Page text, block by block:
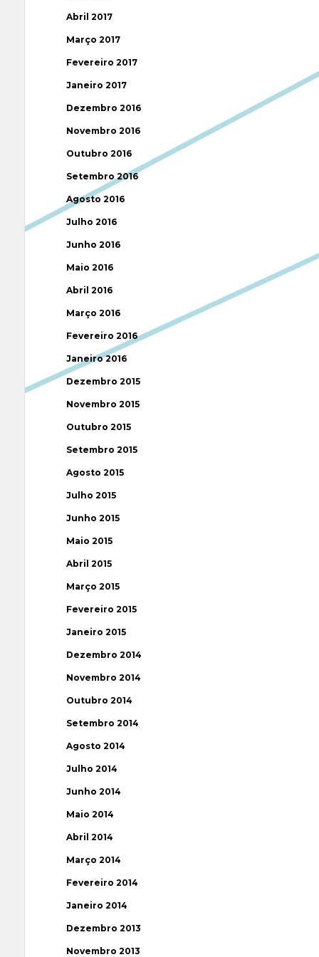
Abril 2017
Março 2017
Fevereiro 2017
Janeiro 2017
Dezembro 2016
Novembro 2016
Outubro 2016
Setembro 2016
Agosto 2016
Julho 2016
Junho 2016
Maio 2016
Abril 2016
Março 2016
Fevereiro 2016
Janeiro 2016
Dezembro 2015
Novembro 2015
Outubro 2015
Setembro 2015
Agosto 2015
Julho 2015
Junho 2015
Maio 2015
Abril 2015
Março 2015
Fevereiro 2015
Janeiro 2015
Dezembro 2014
Novembro 2014
Outubro 2014
Setembro 2014
Agosto 2014
Julho 2014
Junho 2014
Maio 2014
Abril 2014
Março 2014
Fevereiro 2014
Janeiro 2014
Dezembro 2013
Novembro 2013